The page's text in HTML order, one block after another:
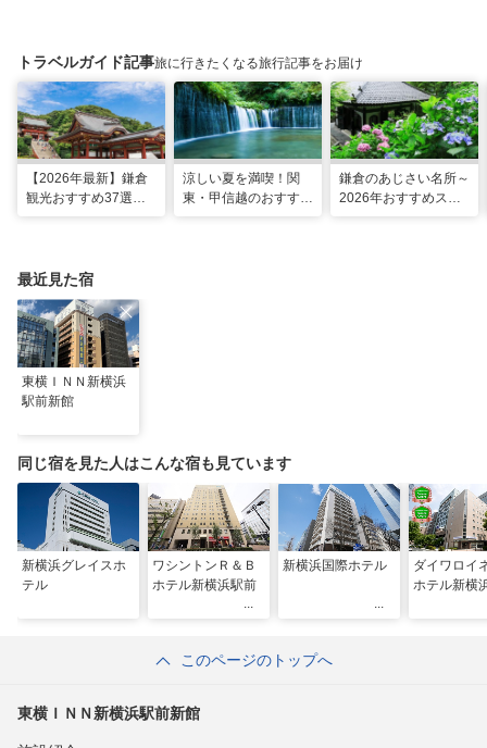
トラベルガイド記事旅に行きたくなる旅行記事をお届け
【2026年最新】鎌倉
観光おすすめ37選！
涼しい夏を満喫！関
東・甲信越のおすすめ
鎌倉のあじさい名所～
2026年おすすめスポ
最近見た宿
東横ＩＮＮ新横浜
駅前新館
同じ宿を見た人はこんな宿も見ています
新横浜グレイスホ
テル
ワシントンＲ＆Ｂ
ホテル新横浜駅前
新横浜国際ホテル
ダイワロイ
ホテル新横
このページのトップへ
東横ＩＮＮ新横浜駅前新館